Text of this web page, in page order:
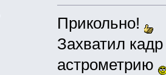
Прикольно!
Захватил
астрометрию